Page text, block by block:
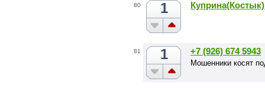
80 1
81 1 +7 (926) 674 5943
Мошенники косят